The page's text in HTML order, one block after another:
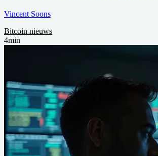
Vincent Soons
Bitcoin nieuws
4min